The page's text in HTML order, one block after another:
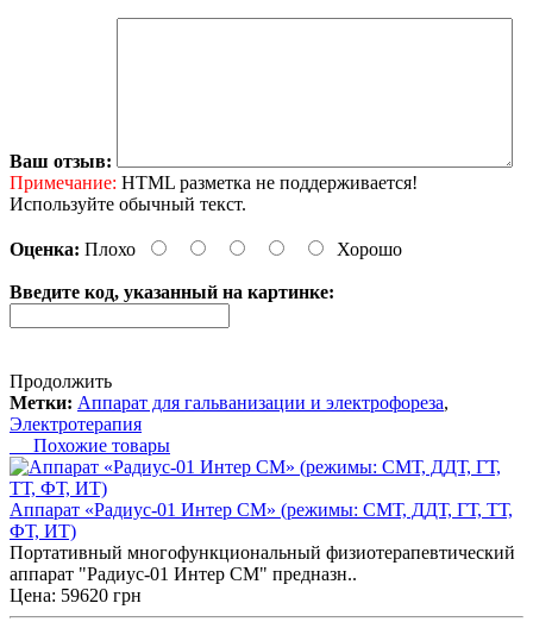
Ваш отзыв:
Примечание: HTML разметка не поддерживается!
Используйте обычный текст.
Оценка: Плохо Хорошо
Введите код, указанный на картинке:
Продолжить
Метки: Аппарат для гальванизации и электрофореза,
Электротерапия
Похожие товары
Аппарат «Радиус-01 Интер СМ» (режимы: СМТ, ДДТ, ГТ, ТТ,
ФТ, ИТ)
Портативный многофункциональный физиотерапевтический
аппарат "Радиус-01 Интер СМ" предназн..
Цена: 59620 грн